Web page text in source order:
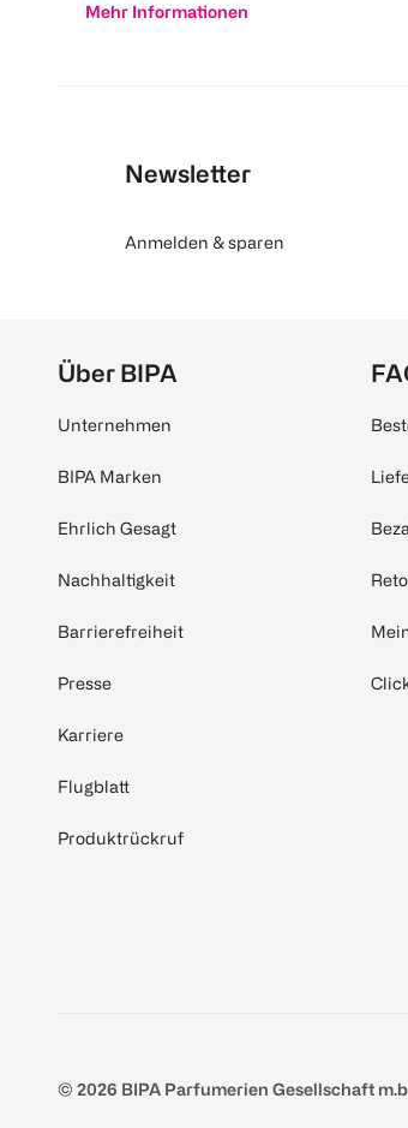
Mehr Informationen
Newsletter
Anmelden & sparen
Über BIPA
Unternehmen
BIPA Marken
Ehrlich Gesagt
Nachhaltigkeit
Barrierefreiheit
Presse
Karriere
Flugblatt
Produktrückruf
© 2026 BIPA Parfumerien Gesellschaft